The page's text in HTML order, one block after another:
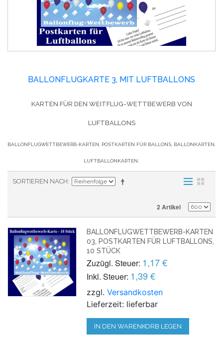
BALLONFLUGKARTE 3, MIT LUFTBALLONS
KARTEN FÜR DEN WEITFLUG-WETTBEWERB VON
LUFTBALLONS
BALLONFLUGWETTBEWERB-KARTEN, POSTKARTEN FÜR BALLONS, BALLONKARTEN,
LUFTBALLONKARTEN.
SORTIEREN NACH
2 Artikel
BALLONFLUGWETTBEWERB-KARTEN
03, POSTKARTEN FÜR LUFTBALLONS,
10 STÜCK
Zuzügl. Steuer: 1,17 €
Inkl. Steuer: 1,39 €
zzgl.Versandkosten
Lieferzeit: lieferbar
IN DEN WARENKORB LEGEN